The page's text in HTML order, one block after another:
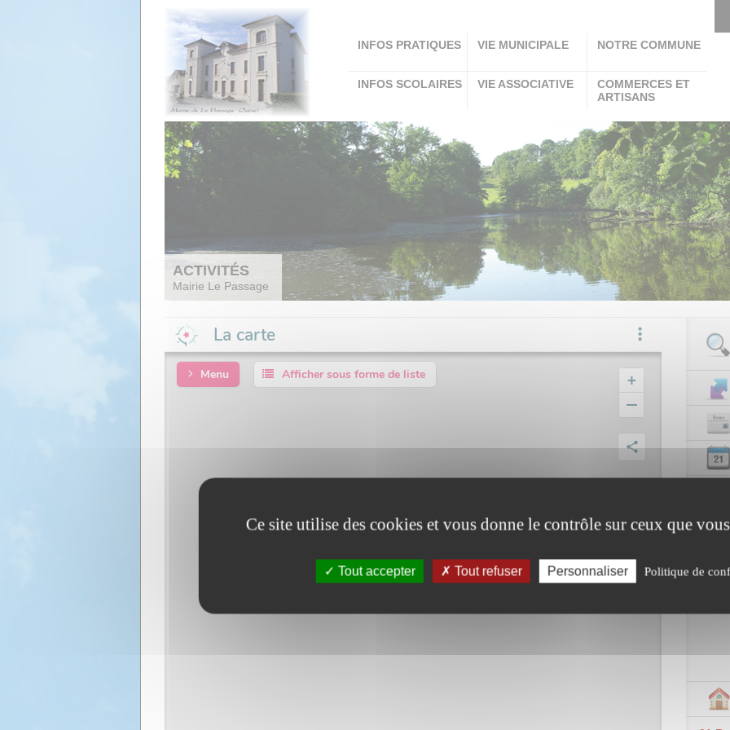
INFOS PRATIQUES VIE MUNICIPALE NOTRE COMMUNE
INFOS SCOLAIRES VIE ASSOCIATIVE
COMMERCES ET
ARTISANS
ACTIVITÉS
Mairie Le Passage
Le
Ce site utilise des cookies et vous donne le contrôle sur ceux que
Tout accepter Tout refuser Personnaliser Politique de